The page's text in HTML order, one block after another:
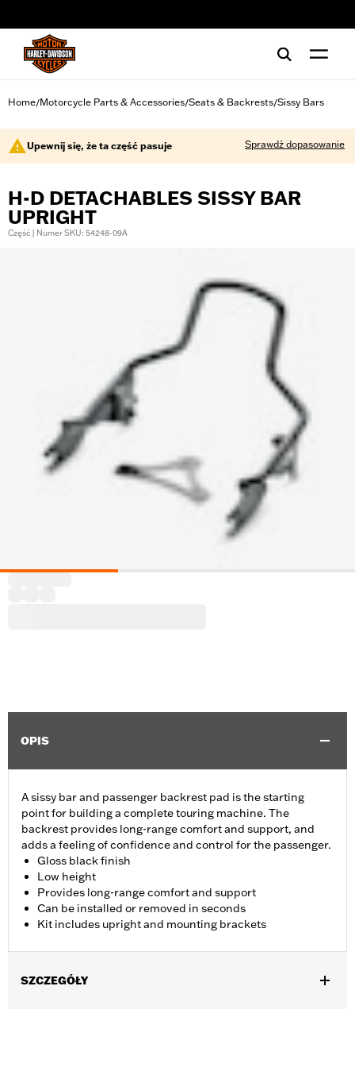
Home/Motorcycle Parts & Accessories/Seats & Backrests/Sissy Bars
Upewnij się, że ta część pasuje Sprawdź dopasowanie
H-D DETACHABLES SISSY BAR
UPRIGHT
Część | Numer SKU: 54248-09A
OPIS
A sissy bar and passenger backrest pad is the starting
point for building a complete touring machine. The
backrest provides long-range comfort and support, and
adds a feeling of confidence and control for the passenger.
Gloss black finish
Low height
Provides long-range comfort and support
Can be installed or removed in seconds
Kit includes upright and mounting brackets
SZCZEGÓŁY